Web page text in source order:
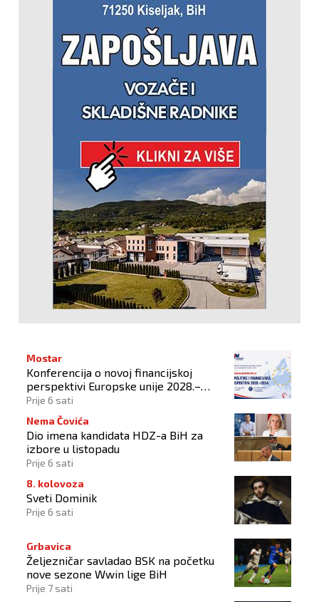
Mostar
Konferencija o novoj financijskoj
perspektivi Europske unije 2028.–
2034.
Prije 6 sati
Nema Čovića
Dio imena kandidata HDZ-a BiH za
izbore u listopadu
Prije 6 sati
8. kolovoza
Sveti Dominik
Prije 6 sati
Grbavica
Željezničar savladao BSK na početku
nove sezone Wwin lige BiH
Prije 7 sati